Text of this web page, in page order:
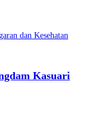
Kasuari